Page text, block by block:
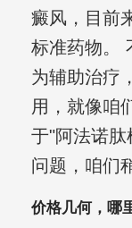
癜风，目前
标准药物。
为辅助治疗
用，就像咱
于"阿法诺肽
问题，咱们
价格几何，哪